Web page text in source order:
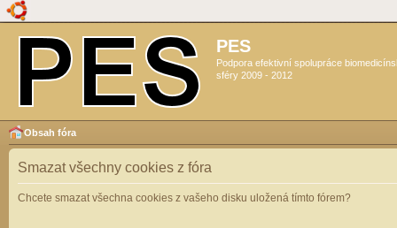
PES
Podpora efektivní spolupráce
sféry 2009 - 2012
Obsah fóra
Smazat všechny cookies z fóra
Chcete smazat všechna cookies z vašeho disku uložená tímto fórem?